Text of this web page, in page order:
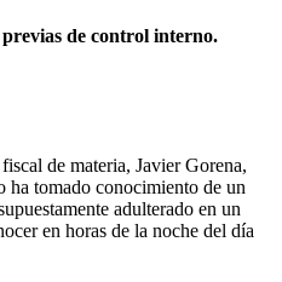
de control interno.
de materia, Javier Gorena,
tomado conocimiento de un
adulterado en un
en horas de la noche del día